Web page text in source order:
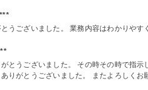
うございました。 業務内容はわかりやす
とうございました。 その時その時で指示
りがとうございました。 またよろしくお